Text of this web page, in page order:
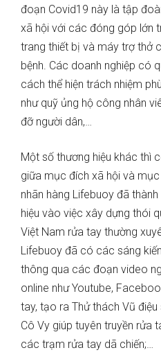
đoạn Covid19 này là tập
xã hội với các đóng góp lớn
trang thiết bị và máy trợ thở
bệnh. Các doanh nghiệp có
cách thể hiện trách nhiệm
như quỹ ủng hộ công nhân
đỡ người dân,…
Một số thương hiệu khác thì
giữa mục đích xã hội và
nhãn hàng Lifebuoy đã
hiệu vào việc xây dựng thói
Việt Nam rửa tay thường
Lifebuoy đã có các sáng
thông qua các đoạn video
online như Youtube,
tay, tạo ra Thử thách Vũ điệu
Cô Vy giúp tuyên truyền rửa
các trạm rửa tay dã chiến;…